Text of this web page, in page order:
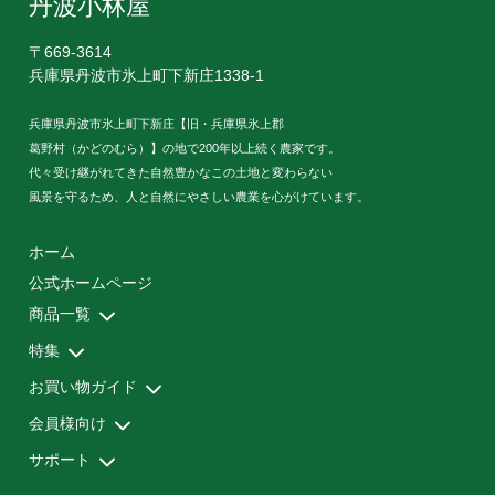
丹波小林屋
〒669-3614
兵庫県丹波市氷上町下新庄1338-1
兵庫県丹波市氷上町下新庄【旧・兵庫県氷上郡
葛野村（かどのむら）】の地で200年以上続く農家です。
代々受け継がれてきた自然豊かなこの土地と変わらない
風景を守るため、人と自然にやさしい農業を心がけています。
ホーム
公式ホームページ
商品一覧
健康茶
サプリメント
丹波黒大豆
民芸品
初回限定お試し便
定期お届け便
【定期お届け便・ご契約者様限定】 追加注文
特集
免活特集
お客様の声
美味しいお茶の飲み方
お買い物ガイド
配送方法・送料について
お支払い方法について
会員様向け
マイアカウント
メルマガ登録・解除
サポート